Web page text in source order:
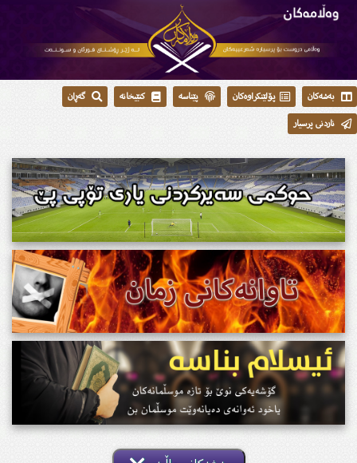
بەشەکان پۆلێنکراوەکان پێناسە کتێبخانە
گەڕان
ناردنی پرسیار